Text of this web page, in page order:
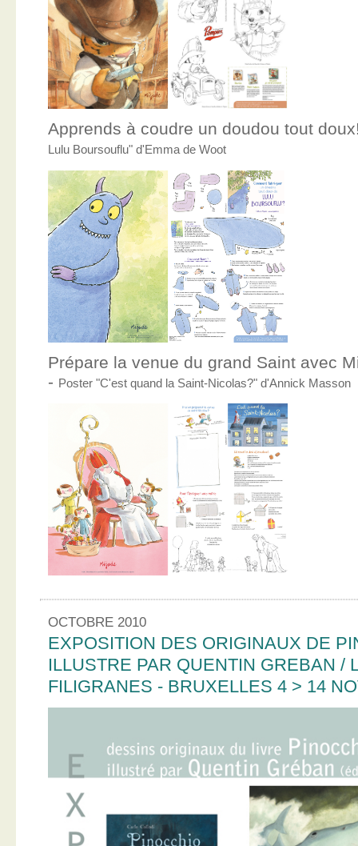
Apprends à coudre un doudou tout
Lulu Boursouflu" d'Emma de Woot
Prépare la venue du grand Saint avec
- Poster "C'est quand la Saint-Nicolas?" d'Annick Masson
OCTOBRE 2010
EXPOSITION DES ORIGINAUX DE
ILLUSTRE PAR QUENTIN GREBAN /
FILIGRANES - BRUXELLES 4 > 14